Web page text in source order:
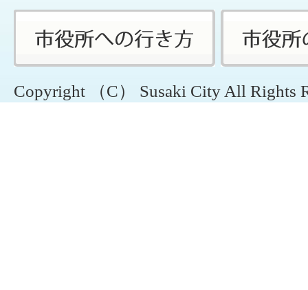
Copyright （C） Susaki City All Rights